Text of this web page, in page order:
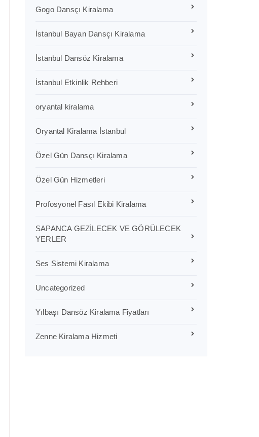
Gogo Dansçı Kiralama
İstanbul Bayan Dansçı Kiralama
İstanbul Dansöz Kiralama
İstanbul Etkinlik Rehberi
oryantal kiralama
Oryantal Kiralama İstanbul
Özel Gün Dansçı Kiralama
Özel Gün Hizmetleri
Profosyonel Fasıl Ekibi Kiralama
SAPANCA GEZİLECEK VE GÖRÜLECEK
YERLER
Ses Sistemi Kiralama
Uncategorized
Yılbaşı Dansöz Kiralama Fiyatları
Zenne Kiralama Hizmeti